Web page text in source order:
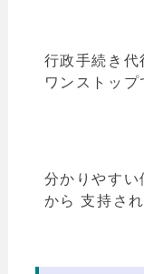
行政手続き代
ワンストップ
分かりやすい
から 支持さ